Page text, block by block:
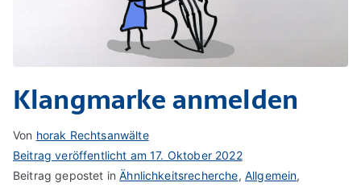
Klangmarke anmelden
Von horak Rechtsanwälte
Beitrag veröffentlicht am17. Oktober 2022
Beitrag gepostet inÄhnlichkeitsrecherche, Allgemein,